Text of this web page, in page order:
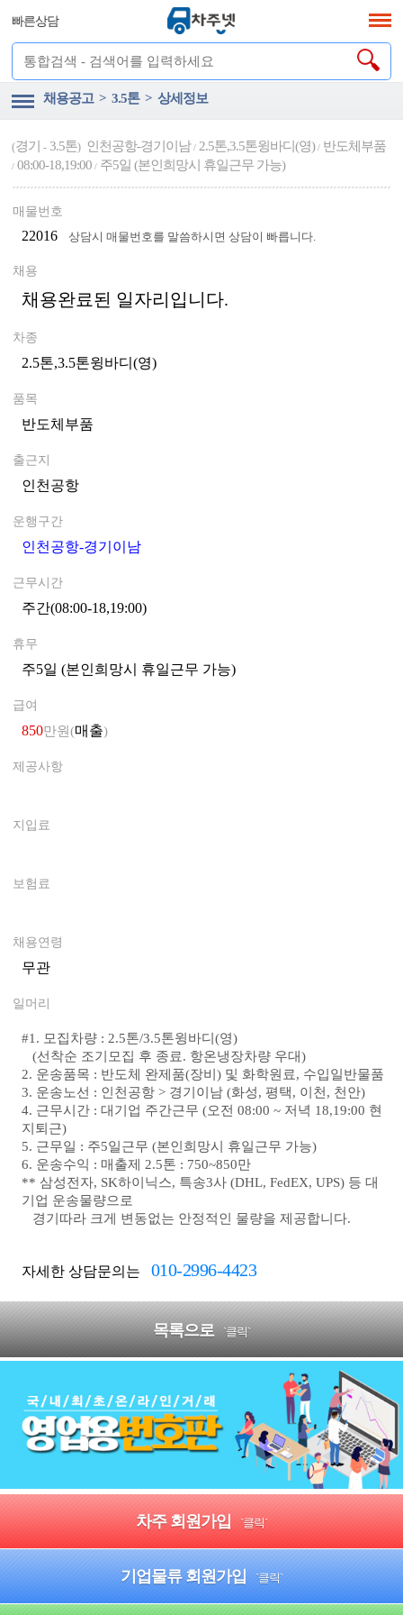
빠른상담
채용공고 > 3.5톤 > 상세정보
(경기 -3.5톤) 인천공항-경기이남/ 2.5톤,3.5톤윙바디(영)/ 반도체부품
/ 08:00-18,19:00/ 주5일 (본인희망시 휴일근무 가능)
매물번호
22016 상담시 매물번호를 말씀하시면 상담이 빠릅니다.
채용
채용완료된 일자리입니다.
차종
2.5톤,3.5톤윙바디(영)
품목
반도체부품
출근지
인천공항0
운행구간
인천공항-경기이남0
근무시간
주간(08:00-18,19:00)0
휴무
주5일 (본인희망시 휴일근무 가능)0
급여
850만원(매출)
제공사항
지입료
보험료
채용연령
무관
일머리
#1. 모집차량 : 2.5톤/3.5톤윙바디(영)
(선착순 조기모집 후 종료. 항온냉장차량 우대)
2. 운송품목 : 반도체 완제품(장비) 및 화학원료, 수입일반물품
3. 운송노선 : 인천공항 > 경기이남 (화성, 평택, 이천, 천안)
4. 근무시간 : 대기업 주간근무 (오전 08:00 ~ 저녁 18,19:00 현
지퇴근)
5. 근무일 : 주5일근무 (본인희망시 휴일근무 가능)
6. 운송수익 : 매출제 2.5톤 : 750~850만
** 삼성전자, SK하이닉스, 특송3사 (DHL, FedEX, UPS) 등 대
기업 운송물량으로
경기따라 크게 변동없는 안정적인 물량을 제공합니다.
자세한 상담문의는 010-2996-4423
목록으로 `클릭`
차주 회원가입 `클릭`
기업물류 회원가입 `클릭`